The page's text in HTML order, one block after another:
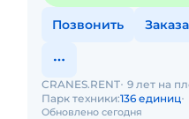
Позвонить
Обновлено сегодня
CRANES.RENT 9 лет на
Парк техники:136 единиц